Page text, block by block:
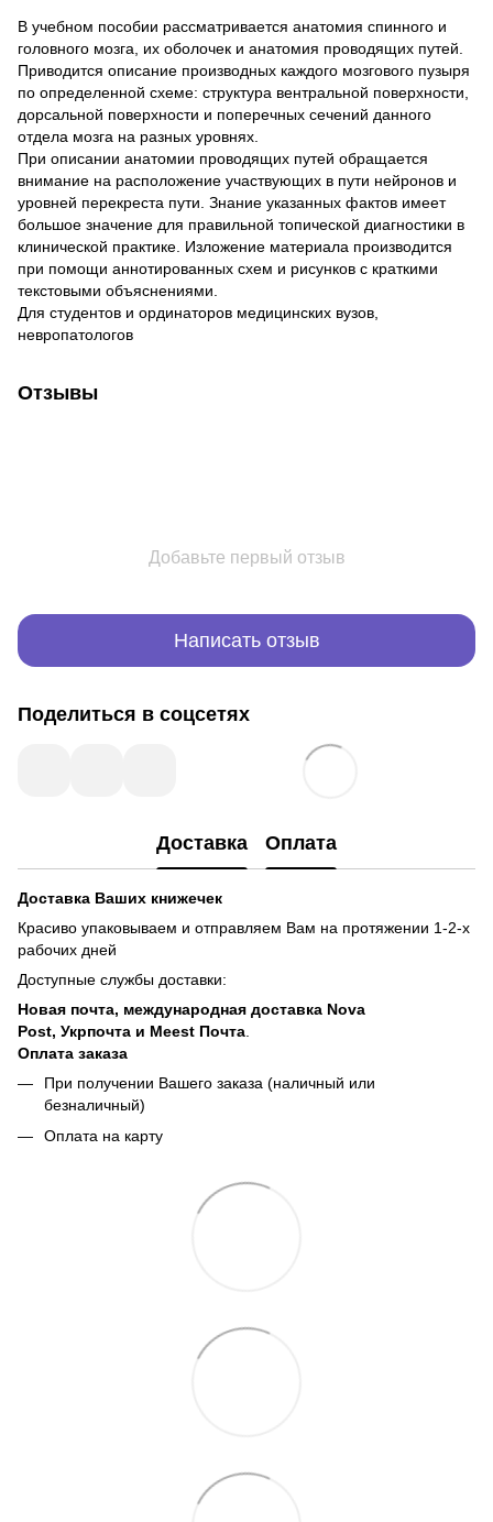
В учебном пособии рассматривается анатомия спинного и
головного мозга, их оболочек и анатомия проводящих путей.
Приводится описание производных каждого мозгового пузыря
по определенной схеме: структура вентральной поверхности,
дорсальной поверхности и поперечных сечений данного
отдела мозга на разных уровнях.
При описании анатомии проводящих путей обращается
внимание на расположение участвующих в пути нейронов и
уровней перекреста пути. Знание указанных фактов имеет
большое значение для правильной топической диагностики в
клинической практике. Изложение материала производится
при помощи аннотированных схем и рисунков с краткими
текстовыми объяснениями.
Для студентов и ординаторов медицинских вузов,
невропатологов
Отзывы
Добавьте первый отзыв
Написать отзыв
Поделиться в соцсетях
Доставка Оплата
Доставка Ваших книжечек
Красиво упаковываем и отправляем Вам на протяжении 1-2-х
рабочих дней
Доступные службы доставки:
Новая почта, международная доставка Nova
Post, Укрпочта и Meest Почта
Оплата заказа
При получении Вашего заказа (наличный или
безналичный)
Оплата на карту